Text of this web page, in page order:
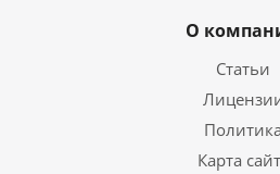
О
Статьи
Политика
Карта